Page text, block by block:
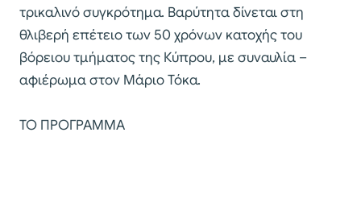
τρικαλινό συγκρότημα. Βαρύτητα δίνεται στη
θλιβερή επέτειο των 50 χρόνων κατοχής του
βόρειου τμήματος της Κύπρου, με συναυλία –
αφιέρωμα στον Μάριο Τόκα.
ΤΟ ΠΡΟΓΡΑΜΜΑ